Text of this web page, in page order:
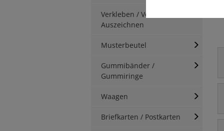
Verkleben / Verschnüren /
Auszeichnen
Musterbeutel
Gummibänder /
Gummiringe
Waagen
Briefkarten / Postkarten